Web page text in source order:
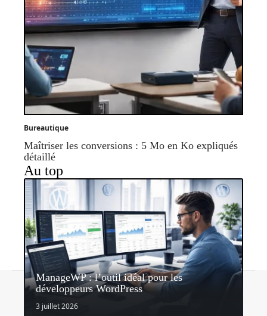
Bureautique
Maîtriser les conversions : 5 Mo en Ko expliqués
détaillé
Au top
ManageWP : l’outil idéal pour les
développeurs WordPress
3 juillet 2026
Contact Mentions légales Sitemap